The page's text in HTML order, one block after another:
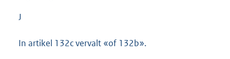
J
In artikel 132c vervalt «of 132b».